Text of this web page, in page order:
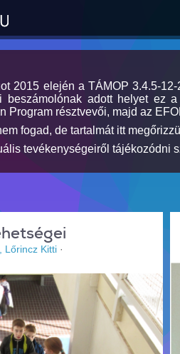
2015 elején a TÁMOP 3.4.5-
beszámolónak adott helyet ez
Program résztvevői, majd az
fogad, de tartalmát itt
tevékenységeiről tájékozódni
Lőrincz Kitti ·